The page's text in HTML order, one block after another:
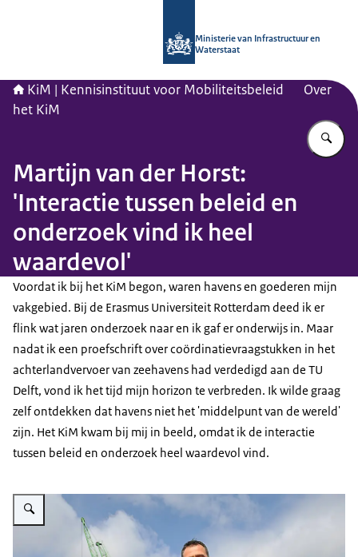
Ministerie van Infrastructuur en
Waterstaat
KiM | Kennisinstituut voor Mobiliteitsbeleid
Over
het KiM
Martijn van der Horst:
'Interactie tussen beleid en
onderzoek vind ik heel
waardevol'
Voordat ik bij het KiM begon, waren havens en goederen mijn
vakgebied. Bij de Erasmus Universiteit Rotterdam deed ik er
flink wat jaren onderzoek naar en ik gaf er onderwijs in. Maar
nadat ik een proefschrift over coördinatievraagstukken in het
achterlandvervoer van zeehavens had verdedigd aan de TU
Delft, vond ik het tijd mijn horizon te verbreden. Ik wilde graag
zelf ontdekken dat havens niet het 'middelpunt van de wereld'
zijn. Het KiM kwam bij mij in beeld, omdat ik de interactie
tussen beleid en onderzoek heel waardevol vind.
Vergroot afbeelding Martijn van der Horst